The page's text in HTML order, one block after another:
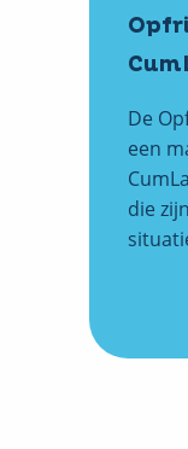
De
een
die